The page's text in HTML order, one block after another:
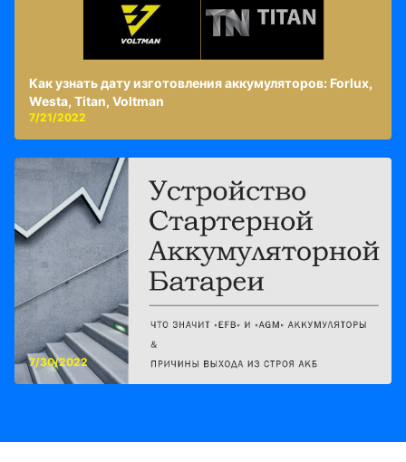
Как узнать дату изготовления аккумуляторов: Forlux,
Westa, Titan, Voltman
7/21/2022
7/30/2022